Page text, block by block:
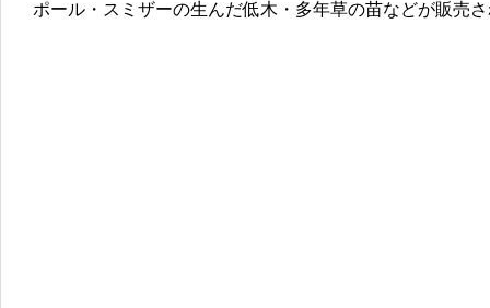
ポール・スミザーの生んだ低木・多年草の苗などが販売